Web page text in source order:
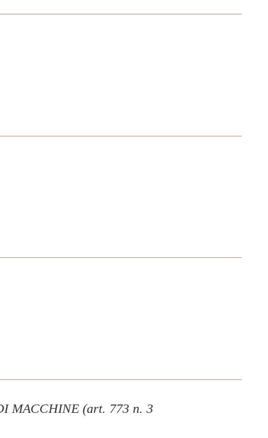
MACCHINE (art. 773 n. 3